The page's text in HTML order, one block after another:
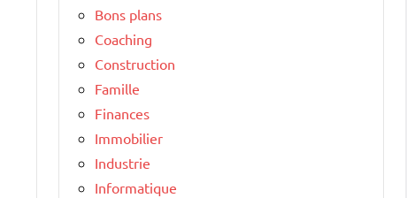
Bons plans
Coaching
Construction
Famille
Finances
Immobilier
Industrie
Informatique